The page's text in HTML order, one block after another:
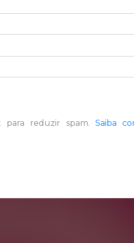
para reduzir spam. Saiba